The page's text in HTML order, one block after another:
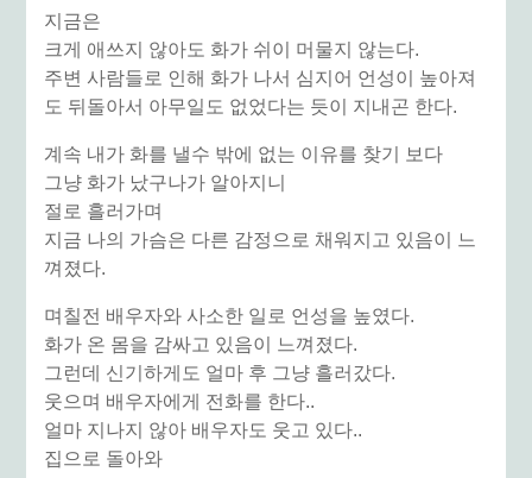
지금은
크게 애쓰지 않아도 화가 쉬이 머물지 않는다.
주변 사람들로 인해 화가 나서 심지어 언성이 높아져
도 뒤돌아서 아무일도 없었다는 듯이 지내곤 한다.
계속 내가 화를 낼수 밖에 없는 이유를 찾기 보다
그냥 화가 났구나가 알아지니
절로 흘러가며
지금 나의 가슴은 다른 감정으로 채워지고 있음이
느
껴졌다.
며칠전 배우자와 사소한 일로 언성을 높였다.
화가 온 몸을 감싸고 있음이 느껴졌다.
그런데 신기하게도 얼마 후 그냥 흘러갔다.
웃으며 배우자에게 전화를 한다..
얼마 지나지 않아 배우자도 웃고 있다..
집으로 돌아와